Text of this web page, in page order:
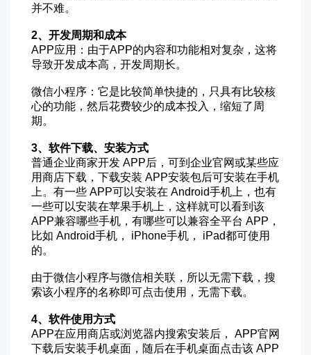
并不难。
2、开发周期和成本
APP应用：由于APP的内容和功能相对复杂，这将
导致开发成本高，开发周期长。
微信小程序：它是比较简单快捷的，只具有比较核
心的功能，然后花费较少的成本投入，缩短了周
期。
3、软件下载、安装方式
普通企业商家开发 APP后，可到企业官网或某些应
用商店下载，下载安装 APP安装包后可安装在手机
上。有一些 APP可以安装在 Android手机上，也有
一些可以安装在苹果手机上，这样就可以看到该
APP兼容哪些手机，有哪些可以兼容全平台 APP，
比如 Android手机， iPhone手机， iPad都可使用
的。
由于微信小程序与微信相关联，所以无需下载，搜
索该小程序的名称即可点击使用，无需下载。
4、软件使用方式
APP在应用商店或浏览器内搜索安装后， APP官网
下载后安装手机桌面，随后在手机桌面点击该 APP